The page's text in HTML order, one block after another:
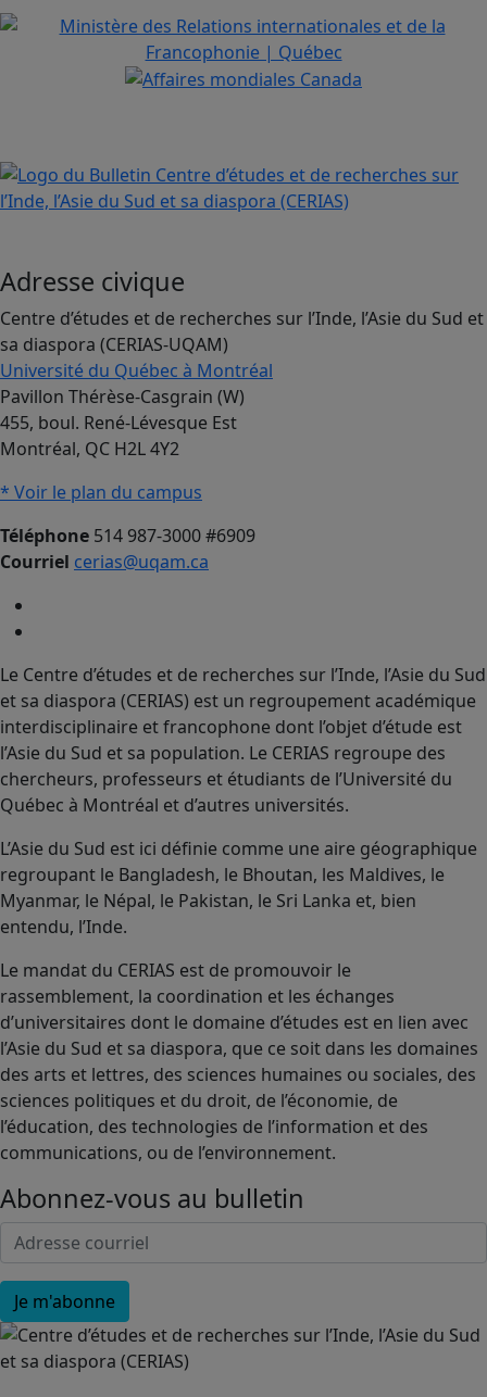
Adresse civique
Centre d’études et de recherches sur l’Inde, l’Asie du Sud et
sa diaspora (CERIAS-UQAM)
Université du Québec à Montréal
Pavillon Thérèse-Casgrain (W)
455, boul. René-Lévesque Est
Montréal, QC H2L 4Y2
* Voir le plan du campus
Téléphone 514 987-3000 #6909
Courriel cerias@uqam.ca
Le Centre d’études et de recherches sur l’Inde, l’Asie du Sud
et sa diaspora (CERIAS) est un regroupement académique
interdisciplinaire et francophone dont l’objet d’étude est
l’Asie du Sud et sa population. Le CERIAS regroupe des
chercheurs, professeurs et étudiants de l’Université du
Québec à Montréal et d’autres universités.
L’Asie du Sud est ici définie comme une aire géographique
regroupant le Bangladesh, le Bhoutan, les Maldives, le
Myanmar, le Népal, le Pakistan, le Sri Lanka et, bien
entendu, l’Inde.
Le mandat du CERIAS est de promouvoir le
rassemblement, la coordination et les échanges
d’universitaires dont le domaine d’études est en lien avec
l’Asie du Sud et sa diaspora, que ce soit dans les domaines
des arts et lettres, des sciences humaines ou sociales, des
sciences politiques et du droit, de l’économie, de
l’éducation, des technologies de l’information et des
communications, ou de l’environnement.
Abonnez-vous au bulletin